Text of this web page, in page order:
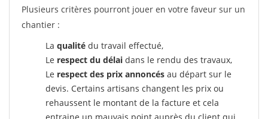
Plusieurs critères pourront jouer en votre faveur sur un
chantier :
La qualité du travail effectué,
Le respect du délai dans le rendu des travaux,
Le respect des prix annoncés au départ sur le
devis. Certains artisans changent les prix ou
rehaussent le montant de la facture et cela